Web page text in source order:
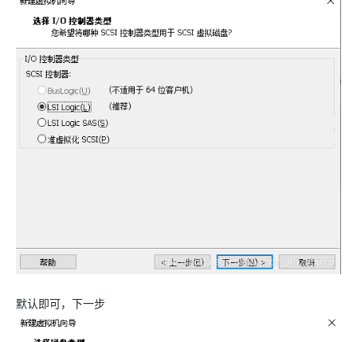
默认即可，下一步